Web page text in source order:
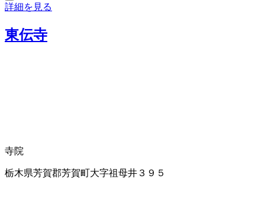
詳細を見る
東伝寺
寺院
栃木県芳賀郡芳賀町大字祖母井３９５